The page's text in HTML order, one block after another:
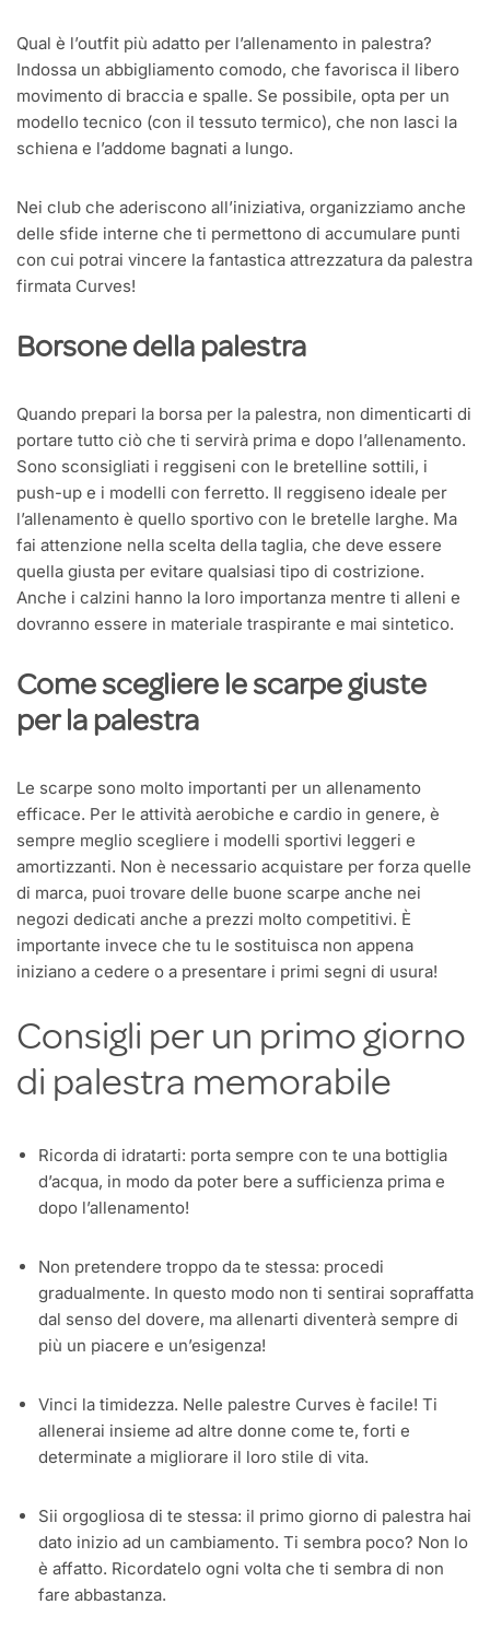
Qual è l’outfit più adatto per l’allenamento in palestra?
Indossa un abbigliamento comodo, che favorisca il libero
movimento di braccia e spalle. Se possibile, opta per un
modello tecnico (con il tessuto termico), che non lasci la
schiena e l’addome bagnati a lungo.
Nei club che aderiscono all’iniziativa, organizziamo anche
delle sfide interne che ti permettono di accumulare punti
con cui potrai vincere la fantastica attrezzatura da palestra
firmata Curves!
Borsone della palestra
Quando prepari la borsa per la palestra, non dimenticarti di
portare tutto ciò che ti servirà prima e dopo l’allenamento.
Sono sconsigliati i reggiseni con le bretelline sottili, i
push-up e i modelli con ferretto. Il reggiseno ideale per
l’allenamento è quello sportivo con le bretelle larghe. Ma
fai attenzione nella scelta della taglia, che deve essere
quella giusta per evitare qualsiasi tipo di costrizione.
Anche i calzini hanno la loro importanza mentre ti alleni e
dovranno essere in materiale traspirante e mai sintetico.
Come scegliere le scarpe giuste
per la palestra
Le scarpe sono molto importanti per un allenamento
efficace. Per le attività aerobiche e cardio in genere, è
sempre meglio scegliere i modelli sportivi leggeri e
amortizzanti. Non è necessario acquistare per forza quelle
di marca, puoi trovare delle buone scarpe anche nei
negozi dedicati anche a prezzi molto competitivi. È
importante invece che tu le sostituisca non appena
iniziano a cedere o a presentare i primi segni di usura!
Consigli per un primo giorno
di palestra memorabile
Ricorda di idratarti: porta sempre con te una bottiglia
d’acqua, in modo da poter bere a sufficienza prima e
dopo l’allenamento!
Non pretendere troppo da te stessa: procedi
gradualmente. In questo modo non ti sentirai sopraffatta
dal senso del dovere, ma allenarti diventerà sempre di
più un piacere e un’esigenza!
Vinci la timidezza. Nelle palestre Curves è facile! Ti
allenerai insieme ad altre donne come te, forti e
determinate a migliorare il loro stile di vita.
Sii orgogliosa di te stessa: il primo giorno di palestra hai
dato inizio ad un cambiamento. Ti sembra poco? Non lo
è affatto. Ricordatelo ogni volta che ti sembra di non
fare abbastanza.